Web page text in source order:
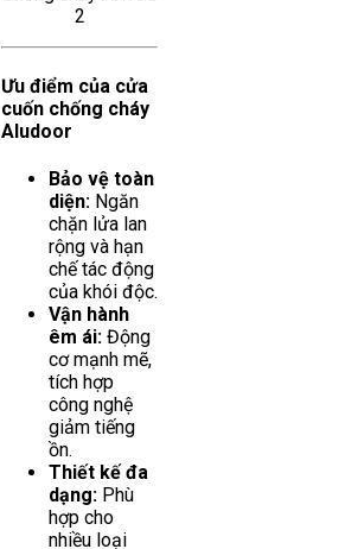
Ưu điểm của cửa
cuốn chống cháy
Aludoor
Bảo vệ toàn
diện: Ngăn
chặn lửa lan
rộng và hạn
chế tác động
của khói độc.
Vận hành
êm ái: Động
cơ mạnh mẽ,
tích hợp
công nghệ
giảm tiếng
ồn.
Thiết kế đa
dạng: Phù
hợp cho
nhiều loại